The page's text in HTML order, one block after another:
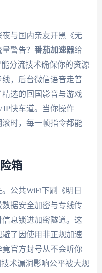
与国内亲友开黑《无
警告？ 番茄加速器给
分流技术确保你的资源
，后台微信语音走普
选的回国影音与游戏
快车道。当你操作
滚时，每一帧指令都能
箱
公共WiFi下刷《明日
据安全加密与专线传
息锁进加密隧道。这
了因使用非正规加速
官方封号从不会听你
术漏洞影响公平被大规